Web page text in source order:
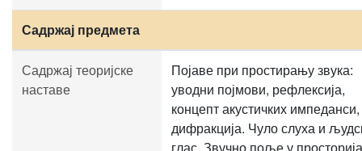
Садржај предмета
Садржај теоријске
наставе
Појаве при простирању звука:
уводни појмови, рефлексија,
концепт акустичких импеданси,
дифракција. Чуло слуха и